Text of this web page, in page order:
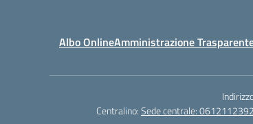
Albo OnlineAmministrazione
Centralino:Sede centrale: